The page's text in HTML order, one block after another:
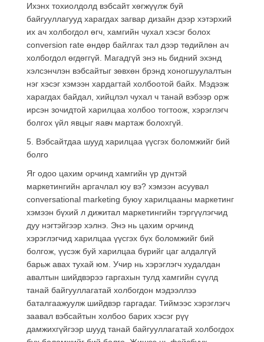
Ихэнх тохиолдолд вэбсайт хөгжүүлж буй
байгууллагууд харагдах загвар дизайн дээр хэтэрхий
их ач холбогдол өгч, хамгийн чухал хэсэг болох
conversion rate өндөр байлгах тал дээр төдийлөн ач
холбогдол өгдөггүй. Магадгүй энэ нь бидний эхэнд
хэлсэнчлэн вэбсайтыг зөвхөн брэнд хоногшуулалтын
нэг хэсэг хэмээн хардагтай холбоотой байх. Мэдээж
харагдах байдал, хийцлэл чухал ч танай вэбээр орж
ирсэн зочидтой харилцаа холбоо тогтоож, хэрэглэгч
болгох үйл явцыг яавч мартаж болохгүй.
5. Вэбсайтдаа шууд харилцаа үүсгэх боломжийг бий
болго
Яг одоо цахим орчинд хамгийн үр дүнтэй
маркетингийн аргачлал юу вэ? хэмээн асуувал
сonversational marketing буюу харилцааны маркетинг
хэмээн бүхий л дижитал маркетингийн тэргүүлэгчид
дуу нэгтэйгээр хэлнэ. Энэ нь цахим орчинд
хэрэглэгчид харилцаа үүсгэх бүх боломжийг бий
болгож, үүсэж буй харилцаа бүрийг цаг алдалгүй
барьж авах тухай юм. Учир нь хэрэглэгч худалдан
авалтын шийдвэрээ гаргахын тулд хамгийн сүүлд
танай байгууллагатай холбогдон мэдээллээ
баталгаажуулж шийдвэр гаргадаг. Тиймээс хэрэглэгч
заавал вэбсайтын холбоо барих хэсэг рүү
дамжихгүйгээр шууд танай байгууллагатай холбогдох